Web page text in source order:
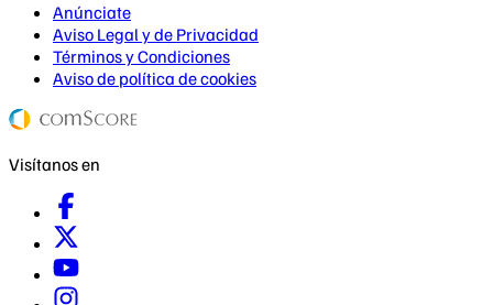
Anúnciate
Aviso Legal y de Privacidad
Términos y Condiciones
Aviso de política de cookies
Visítanos en